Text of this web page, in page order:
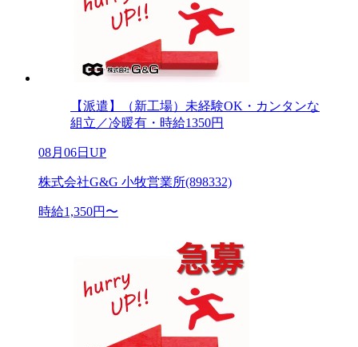
【派遣】（新工場）未経験OK・カンタンな
組立／冷暖有・時給1350円
08月06日UP
株式会社G&G 小牧営業所(898332)
時給1,350円〜